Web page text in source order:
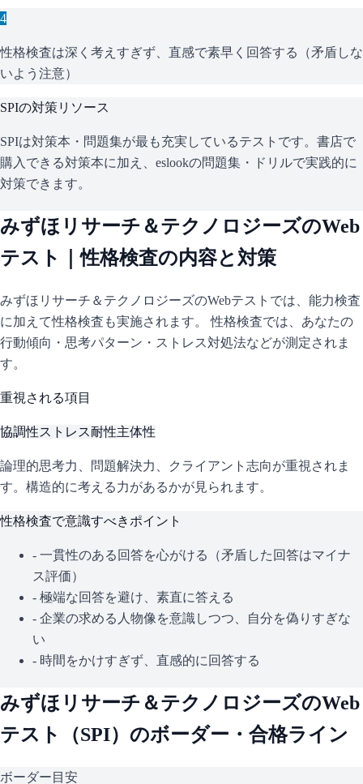
4
性格検査は深く考えすぎず、直感で素早く回答する（矛盾しな
いよう注意）
SPIの対策リソース
SPIは対策本・問題集が最も充実しているテストです。書店で
購入できる対策本に加え、eslookの問題集・ドリルで実践的に
対策できます。
みずほリサーチ＆テクノロジーズのWeb
テスト｜性格検査の内容と対策
みずほリサーチ＆テクノロジーズのWebテストでは、能力検査
に加えて性格検査も実施されます。 性格検査では、あなたの
行動傾向・思考パターン・ストレス対処法などが測定されま
す。
重視される項目
協調性ストレス耐性主体性
論理的思考力、問題解決力、クライアント志向が重視されま
す。構造的に考える力があるかが見られます。
性格検査で意識すべきポイント
- 一貫性のある回答を心がける（矛盾した回答はマイナ
ス評価）
- 極端な回答を避け、素直に答える
- 企業の求める人物像を意識しつつ、自分を偽りすぎな
い
- 時間をかけすぎず、直感的に回答する
みずほリサーチ＆テクノロジーズのWeb
テスト（SPI）のボーダー・合格ライン
ボーダー目安